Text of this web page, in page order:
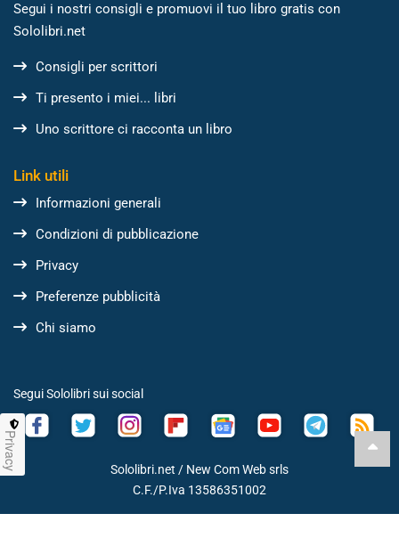
Segui i nostri consigli e promuovi il tuo libro gratis con
Sololibri.net
Consigli per scrittori
Ti presento i miei... libri
Uno scrittore ci racconta un libro
Link utili
Informazioni generali
Condizioni di pubblicazione
Privacy
Preferenze pubblicità
Chi siamo
Segui Sololibri sui social
Sololibri.net / New Com Web srls
C.F./P.Iva 13586351002
Privacy